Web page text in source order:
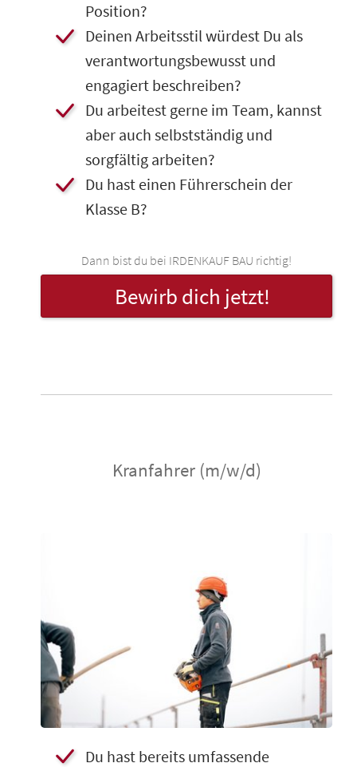
Position?
​Deinen Arbeitsstil würdest Du als
verantwortungsbewusst und
engagiert beschreiben?
​​​​Du arbeitest gerne im Team, kannst
aber auch selbstständig und
sorgfältig arbeiten?
​Du hast einen Führerschein der
Klasse B?
Dann bist du bei IRDENKAUF BAU richtig!
Bewirb dich jetzt!
Kranfahrer (m/w/d)
Du hast bereits umfassende